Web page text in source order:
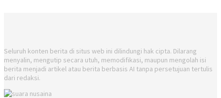
Seluruh konten berita di situs web ini dilindungi hak cipta. Dilarang
menyalin, mengutip secara utuh, memodifikasi, maupun mengolah isi
berita menjadi artikel atau berita berbasis AI tanpa persetujuan tertulis
dari redaksi.